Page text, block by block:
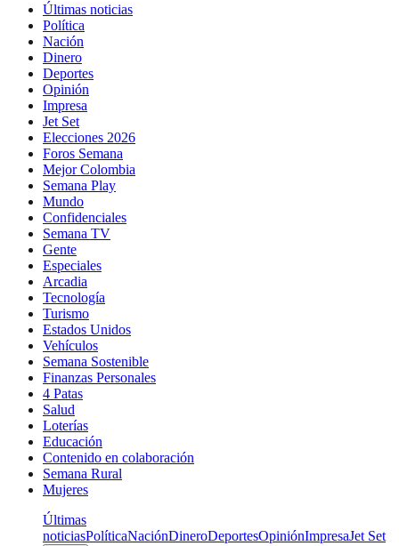
Últimas noticias
Política
Nación
Dinero
Deportes
Opinión
Impresa
Jet Set
Elecciones 2026
Foros Semana
Mejor Colombia
Semana Play
Mundo
Confidenciales
Semana TV
Gente
Especiales
Arcadia
Tecnología
Turismo
Estados Unidos
Vehículos
Semana Sostenible
Finanzas Personales
4 Patas
Salud
Loterías
Educación
Contenido en colaboración
Semana Rural
Mujeres
Últimas
noticiasPolíticaNaciónDineroDeportesOpiniónImpresaJet Set